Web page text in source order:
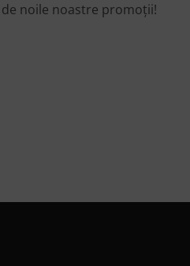
noile noastre promoții!